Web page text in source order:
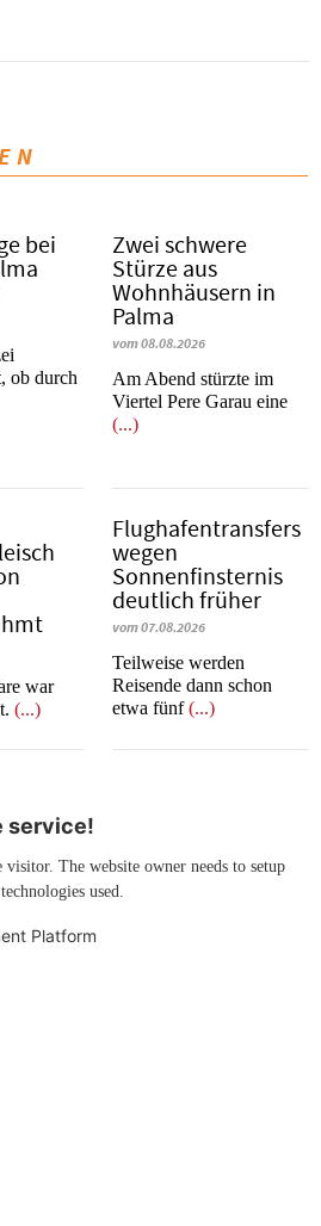
bei
ob durch
Zwei schwere
Stürze aus
Wohnhäusern in
Palma
vom 08.08.2026
Am Abend stürzte im
Viertel Pere Garau eine
(...)
war
(...)
Flughafentransfers
wegen
Sonnenfinsternis
deutlich früher
vom 07.08.2026
Teilweise werden
Reisende dann schon
etwa fünf(...)
service!
The website owner needs to setup
used.
Platform